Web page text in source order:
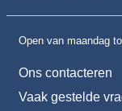
Open van maandag
Ons contacteren
Vaak gestelde